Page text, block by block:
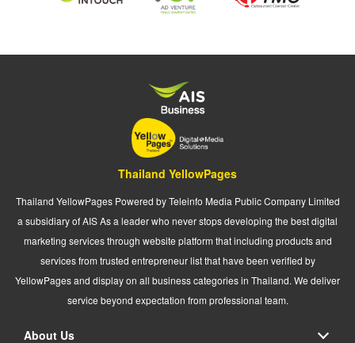
Thailand YellowPages
Thailand YellowPages Powered by Teleinfo Media Public Company Limited
a subsidiary of AIS As a leader who never stops developing the best digital
marketing services through website platform that including products and
services from trusted entrepreneur list that have been verified by
YellowPages and display on all business categories in Thailand. We deliver
service beyond expectation from professional team.
About Us